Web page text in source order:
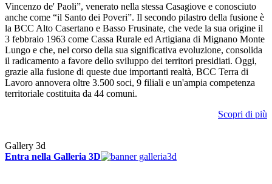
Vincenzo de' Paoli”, venerato nella stessa Casagiove e conosciuto
anche come “il Santo dei Poveri”. Il secondo pilastro della fusione è
la BCC Alto Casertano e Basso Frusinate, che vede la sua origine il
3 febbraio 1963 come Cassa Rurale ed Artigiana di Mignano Monte
Lungo e che, nel corso della sua significativa evoluzione, consolida
il radicamento a favore dello sviluppo dei territori presidiati. Oggi,
grazie alla fusione di queste due importanti realtà, BCC Terra di
Lavoro annovera oltre 3.500 soci, 9 filiali e un'ampia competenza
territoriale costituita da 44 comuni.
Scopri di più
Gallery 3d
Entra nella Galleria 3D